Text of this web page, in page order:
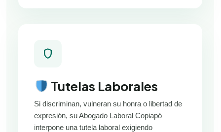
shield
Tutelas Laborales
Si discriminan, vulneran su honra o libertad de
expresión, su Abogado Laboral Copiapó
interpone una tutela laboral exigiendo